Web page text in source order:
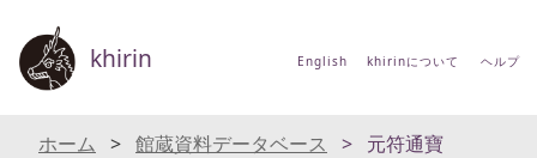
khirin English khirinについて ヘルプ
ホーム 館蔵資料データベース 元符通寶